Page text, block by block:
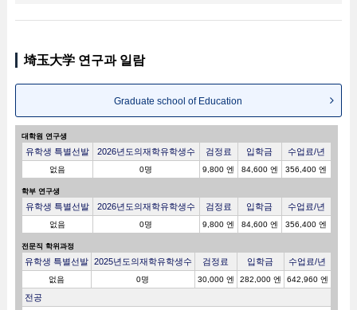
埼玉大学 연구과 일람
Graduate school of Education
대학원 연구생
유학생 특별선발 2026년도의재학유학생수 검정료 입학금 수업료/년
없음 0명 9,800 엔 84,600 엔 356,400 엔
학부 연구생
유학생 특별선발 2026년도의재학유학생수 검정료 입학금 수업료/년
없음 0명 9,800 엔 84,600 엔 356,400 엔
전문직 학위과정
유학생 특별선발 2025년도의재학유학생수 검정료 입학금 수업료/년
없음 0명 30,000 엔 282,000 엔 642,960 엔
전공